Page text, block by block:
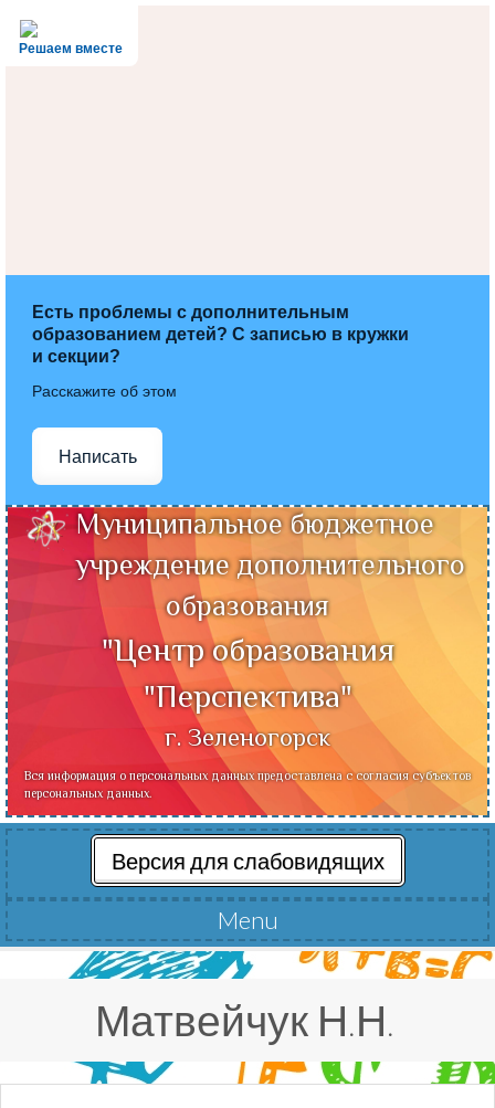
Решаем вместе
Есть проблемы с дополнительным
образованием детей? С записью в кружки
и секции?
Расскажите об этом
Написать
Муниципальное бюджетное
учреждение дополнительного
образования
"Центр образования
"Перспектива"
г. Зеленогорск
Вся информация о персональных данных предоставлена с согласия субъектов
персональных данных.
Версия для слабовидящих
Menu
Читать далее
Матвейчук Н.Н.